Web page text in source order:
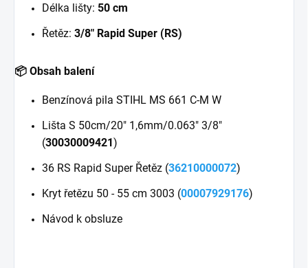
Délka lišty: 50 cm
Řetěz: 3/8" Rapid Super (RS)
📦 Obsah balení
Benzínová pila STIHL MS 661 C-M W
Lišta S 50cm/20" 1,6mm/0.063" 3/8"
(30030009421)
36 RS Rapid Super Řetěz (36210000072)
Kryt řetězu 50 - 55 cm 3003 (00007929176)
Návod k obsluze